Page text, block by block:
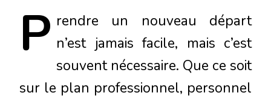
P rendre un nouveau départ
n’est jamais facile, mais c’est
souvent nécessaire. Que ce soit
sur le plan professionnel, personnel